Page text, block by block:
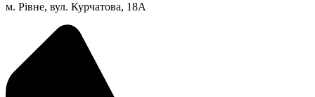
м. Рівне, вул. Курчатова, 18А